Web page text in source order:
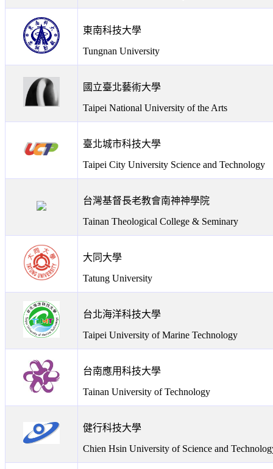
東南科技大學
Tungnan University
國立臺北藝術大學
Taipei National University of the Arts
臺北城市科技大學
Taipei City University Science and Technology
台灣基督長老教會南神神學院
Tainan Theological College & Seminary
大同大學
Tatung University
台北海洋科技大學
Taipei University of Marine Technology
台南應用科技大學
Tainan University of Technology
健行科技大學
Chien Hsin University of Science and